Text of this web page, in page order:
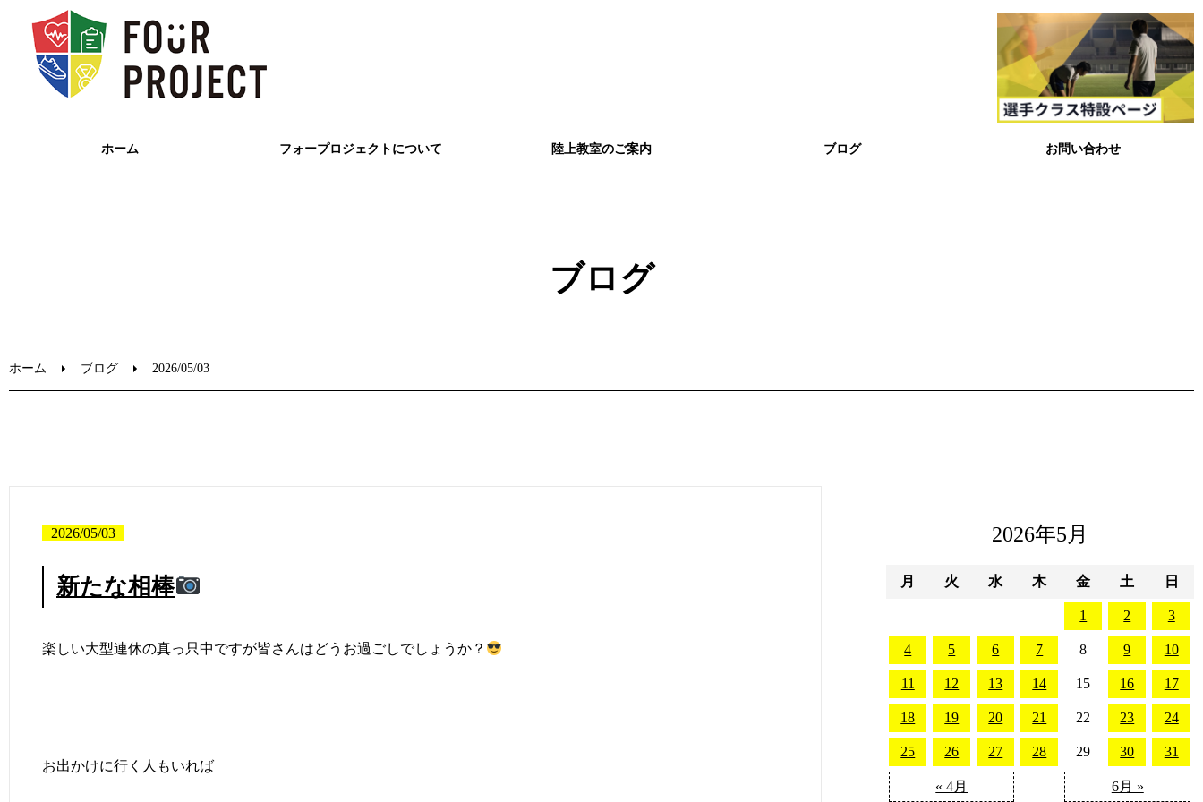
ホーム フォープロジェクトについて 陸上教室のご案内 ブログ お問い合わせ
ブログ
ホーム ブログ 2026/05/03
2026/05/03
新たな相棒
楽しい大型連休の真っ只中ですが皆さんはどうお過ごしでしょうか？
お出かけに行く人もいれば
2026年5月
月 火 水 木 金 土 日
« 4月 6月 »
1 2 3
4 5 6 7 8 9 10
11 12 13 14 15 16 17
18 19 20 21 22 23 24
25 26 27 28 29 30 31